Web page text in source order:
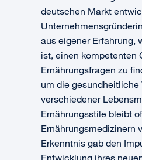
deutschen Markt
aus eigener Erfahrung,
ist, einen kompetenten
Ernährungsfragen zu
um die gesundheitliche
verschiedener
Ernährungsstile bleibt
Ernährungsmedizinern
Erkenntnis gab den
Entwicklung ihres